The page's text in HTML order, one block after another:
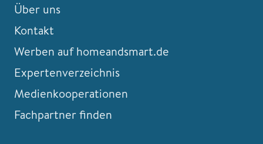
Über uns
Kontakt
Werben auf homeandsmart.de
Expertenverzeichnis
Medienkooperationen
Fachpartner finden